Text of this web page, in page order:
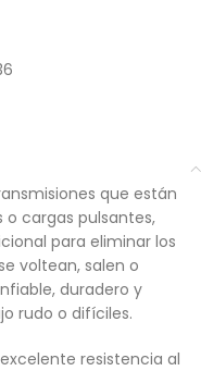
que están
cargas pulsantes,
para eliminar los
voltean, salen o
duradero y
rudo o difíciles.
resistencia al